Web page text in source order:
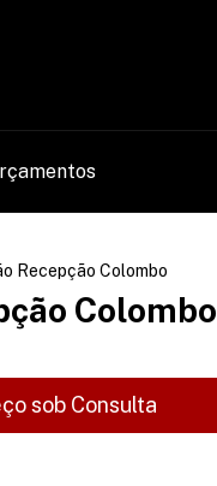
Recepção Colombo
Colombo